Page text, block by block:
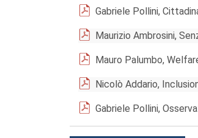
Gabriele Pollini,
Maurizio Ambrosini,
Mauro Palumbo,
Nicolò Addario,
Gabriele Pollini,